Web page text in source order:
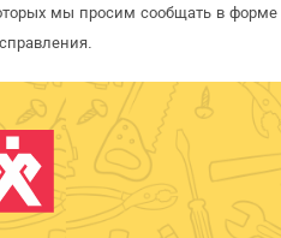
мы просим сообщать в форме